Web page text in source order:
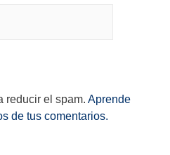
reducir el spam. Aprende
de tus comentarios.